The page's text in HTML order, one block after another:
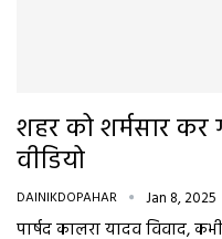
शहर को शर्मसार कर
वीडियो
DAINIKDOPAHAR Jan 8, 2025
पार्षद कालरा यादव विवाद,